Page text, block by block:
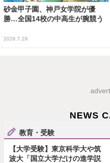
砂金甲子園、神戸女学院が優
勝…全国14校の中高生が腕競う
2026.7.29
NEWS
教育・受験
【大学受験】東京科学大や筑
波大「国立大学だけの進学説